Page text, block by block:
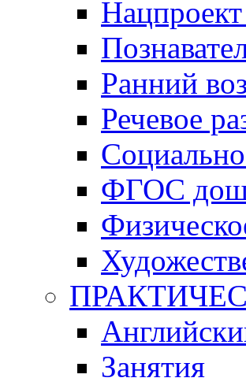
Ранний
Речевое
ФГОС
Занятия